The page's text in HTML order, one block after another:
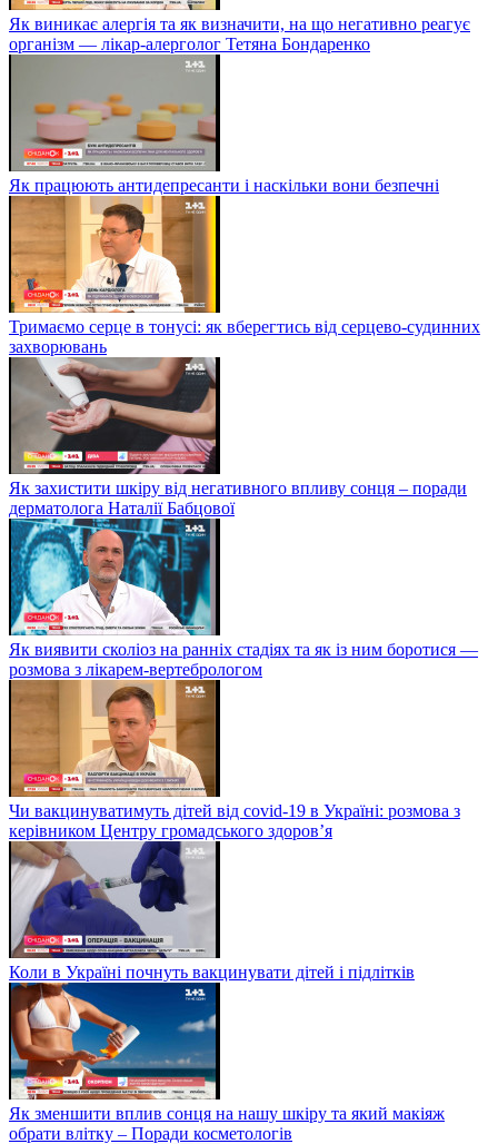
Як виникає алергія та як визначити, на що негативно реагує
організм — лікар-алерголог Тетяна Бондаренко
Як працюють антидепресанти і наскільки вони безпечні
Тримаємо серце в тонусі: як вберегтись від серцево-судинних
захворювань
Як захистити шкіру від негативного впливу сонця – поради
дерматолога Наталії Бабцової
Як виявити сколіоз на ранніх стадіях та як із ним боротися —
розмова з лікарем-вертебрологом
Чи вакцинуватимуть дітей від covid-19 в Україні: розмова з
керівником Центру громадського здоров’я
Коли в Україні почнуть вакцинувати дітей і підлітків
Як зменшити вплив сонця на нашу шкіру та який макіяж
обрати влітку – Поради косметологів